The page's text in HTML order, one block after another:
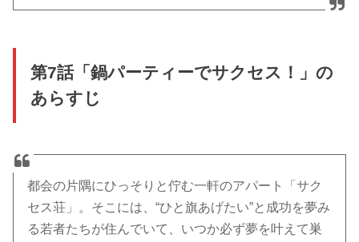
第7話「鍋パーティーでサクセス！」の
あらすじ
都会の片隅にひっそりと佇む一軒のアパート「サク
セス荘」。そこには、“ひと旗あげたい”と成功を夢み
る若者たちが住んでいて、いつか必ず夢を叶えて巣